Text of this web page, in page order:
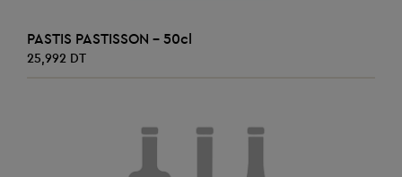
AJOUTER AU PANIER
PASTIS PASTISSON - 50cl
25,992 DT